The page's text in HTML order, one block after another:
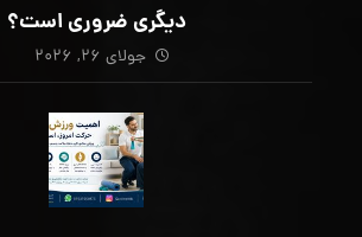
دیگری ضروری است؟
جولای ۲۶, ۲۰۲۶